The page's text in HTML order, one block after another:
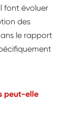
font évoluer
des
le rapport
peut-elle